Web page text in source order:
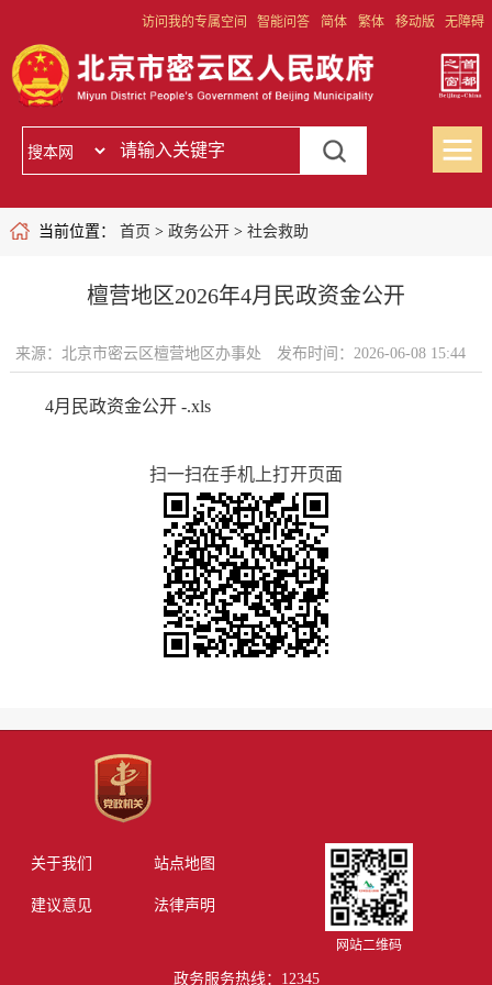
访问我的专属空间 智能问答 简体 繁体 移动版 无障碍
当前位置： 首页 > 政务公开> 社会救助
檀营地区2026年4月民政资金公开
来源：北京市密云区檀营地区办事处 发布时间：2026-06-08 15:44
4月民政资金公开 -.xls
扫一扫在手机上打开页面
关于我们 站点地图
建议意见 法律声明
网站二维码
政务服务热线：12345